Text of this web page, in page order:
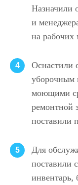
Назначили
и
на рабочих
4
Оснастили
уборочным
моющими
ремонтной
поставили
5
Для
поставили
инвентарь,